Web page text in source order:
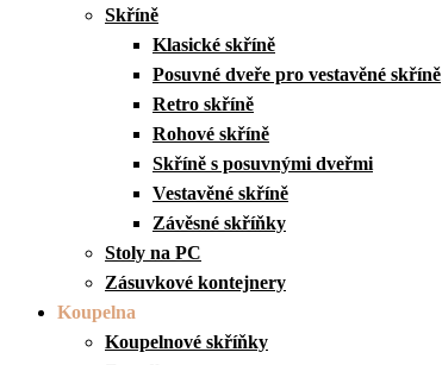
Skříně
Klasické skříně
Posuvné dveře pro vestavěné skříně
Retro skříně
Rohové skříně
Skříně s posuvnými dveřmi
Vestavěné skříně
Závěsné skříňky
Stoly na PC
Zásuvkové kontejnery
Koupelna
Koupelnové skříňky